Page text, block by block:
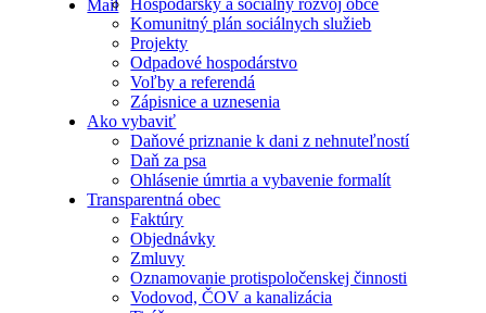
Mail
Hospodársky a sociálny rozvoj obce
Komunitný plán sociálnych služieb
Projekty
Odpadové hospodárstvo
Voľby a referendá
Zápisnice a uznesenia
Ako vybaviť
Daňové priznanie k dani z nehnuteľností
Daň za psa
Ohlásenie úmrtia a vybavenie formalít
Transparentná obec
Faktúry
Objednávky
Zmluvy
Oznamovanie protispoločenskej činnosti
Vodovod, ČOV a kanalizácia